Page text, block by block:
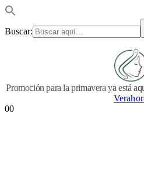
Buscar:
Promoción para la primavera ya está
00